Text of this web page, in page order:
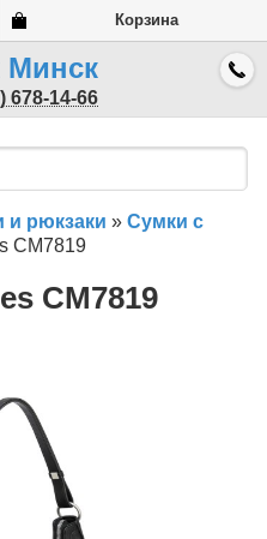
Корзина
Минск
678-14-66
и рюкзаки » Сумки с
CM7819
CM7819